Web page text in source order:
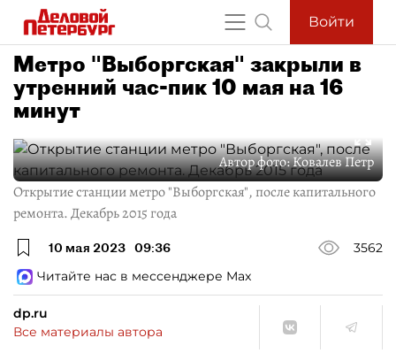
Войти
Метро "Выборгская" закрыли в
утренний час-пик 10 мая на 16
минут
Автор фото:Ковалев Петр
Открытие станции метро "Выборгская", после капитального
ремонта. Декабрь 2015 года
10 мая 2023 09:36
3562
Читайте нас в мессенджере Max
dp.ru
Все материалы автора